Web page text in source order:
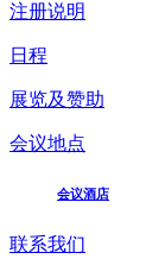
注册说明
日程
展览及赞助
会议地点
会议酒店
联系我们